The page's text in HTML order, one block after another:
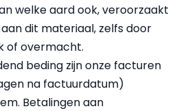
welke aard ook, veroorzaakt
dit materiaal, zelfs door
of overmacht.
beding zijn onze facturen
na factuurdatum)
Betalingen aan